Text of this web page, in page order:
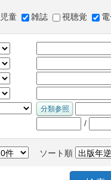
児童 雑誌 視聴覚
/
ソート順